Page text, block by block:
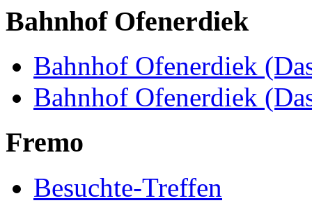
Bahnhof Ofenerdiek
Bahnhof Ofenerdiek
Bahnhof Ofenerdiek
Fremo
Besuchte-Treffen